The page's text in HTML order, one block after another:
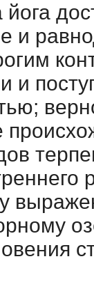
и
и